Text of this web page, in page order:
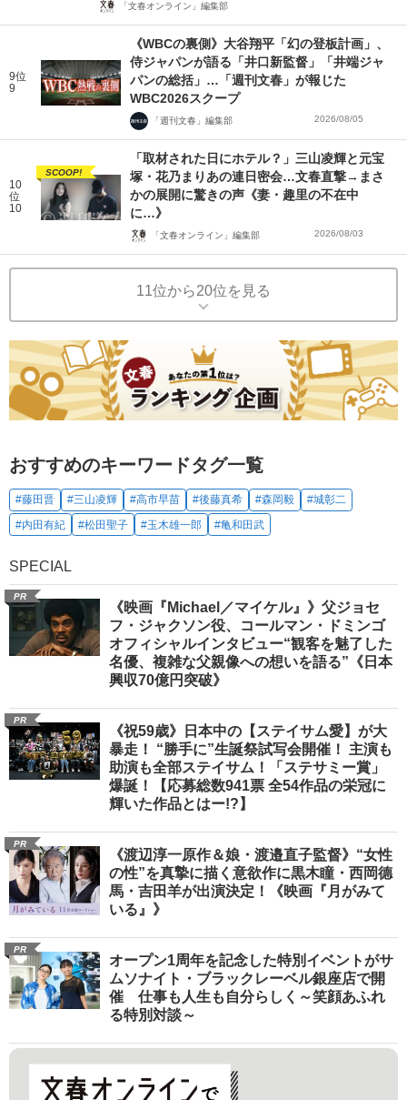
「文春オンライン」編集部
9位
9
《WBCの裏側》大谷翔平「幻の登板計画」、
侍ジャパンが語る「井口新監督」「井端ジャ
パンの総括」…「週刊文春」が報じた
WBC2026スクープ
「週刊文春」編集部 2026/08/05
10
位
10
SCOOP!
「取材された日にホテル？」三山凌輝と元宝
塚・花乃まりあの連日密会…文春直撃→まさ
かの展開に驚きの声《妻・趣里の不在中
に…》
「文春オンライン」編集部 2026/08/03
11位から20位を見る
おすすめのキーワードタグ一覧
#藤田晋 #三山凌輝 #高市早苗 #後藤真希 #森岡毅
#城彰二
#内田有紀
#松田聖子 #玉木雄一郎 #亀和田武
SPECIAL
PR
《映画『Michael／マイケル』》父ジョセ
フ・ジャクソン役、コールマン・ドミンゴ
オフィシャルインタビュー“観客を魅了した
名優、複雑な父親像への想いを語る”《日本
興収70億円突破》
PR
《祝59歳》日本中の【ステイサム愛】が大
暴走！ “勝手に”生誕祭試写会開催！ 主演も
助演も全部ステイサム！「ステサミー賞」
爆誕！【応募総数941票 全54作品の栄冠に
輝いた作品とはー!?】
PR
《渡辺淳一原作＆娘・渡邉直子監督》“女性
の性”を真摯に描く意欲作に黒木瞳・西岡德
馬・吉田羊が出演決定！《映画『月がみて
いる』》
PR
オープン1周年を記念した特別イベントがサ
ムソナイト・ブラックレーベル銀座店で開
催 仕事も人生も自分らしく～笑顔あふれ
る特別対談～